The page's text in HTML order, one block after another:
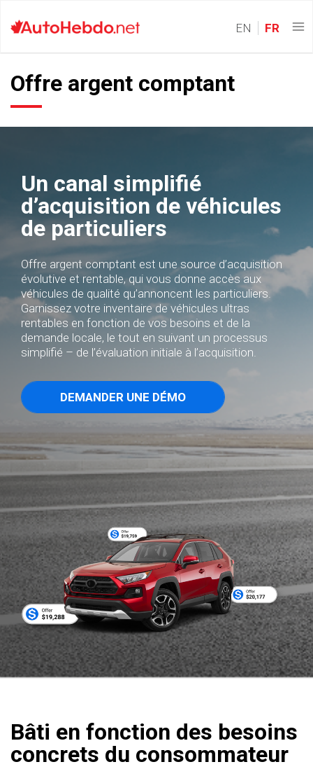
EN FR
Offre argent comptant
Un canal simplifié
d’acquisition de véhicules
de particuliers
Offre argent comptant est une source d’acquisition
évolutive et rentable, qui vous donne accès aux
véhicules de qualité qu’annoncent les particuliers.
Garnissez votre inventaire de véhicules ultras
rentables en fonction de vos besoins et de la
demande locale, le tout en suivant un processus
simplifié – de l’évaluation initiale à l’acquisition.
DEMANDER UNE DÉMO
Bâti en fonction des besoins
concrets du consommateur